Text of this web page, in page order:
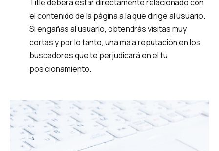
Title deberá estar directamente relacionado con
el contenido de la página a la que dirige al usuario.
Si engañas al usuario, obtendrás visitas muy
cortas y por lo tanto, una mala reputación en los
buscadores que te perjudicará en el tu
posicionamiento.